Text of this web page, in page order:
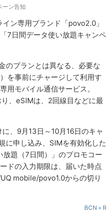
ーン告知
ン専用ブランド「povo2.0」
7日間データ使い放題キャンペ
のプランとは異なる、必要な
を事前にチャージして利用す
用モバイル通信サービス。
、eSIMは、2回線目などに最
、9月13日～10月16日のキャ
に申し込み、SIMを有効化した
放題（7日間）」のプロモコー
ドの入力期限は、届いた時点
mobile/povo1.0からの切り
BCN＋R